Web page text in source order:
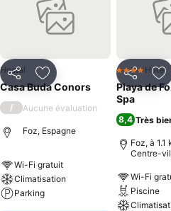
PartagerAjouter à mes favoris
Hostal
Casa Buda Conors
/ Aucune évaluation
Foz, Espagne
Wi-Fi gratuit
Climatisation
Parking
Partager
4 ÉtoilesHotel
Playa de
Spa
8,4 Très
Foz, à 1.1
Centre-
Wi-Fi
Piscine